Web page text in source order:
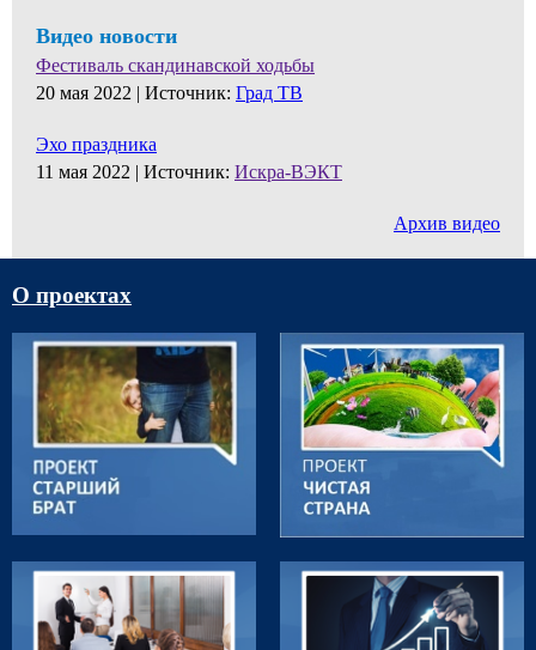
Видео новости
Фестиваль скандинавской ходьбы
20 мая 2022 | Источник: Град ТВ
Эхо праздника
11 мая 2022 | Источник: Искра-ВЭКТ
Архив видео
О проектах